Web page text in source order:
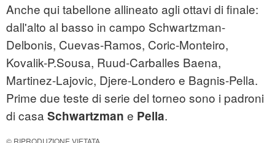
Anche qui tabellone allineato agli ottavi di finale:
dall'alto al basso in campo Schwartzman-
Delbonis, Cuevas-Ramos, Coric-Monteiro,
Kovalik-P.Sousa, Ruud-Carballes Baena,
Martinez-Lajovic, Djere-Londero e Bagnis-Pella.
Prime due teste di serie del torneo sono i padroni
di casa Schwartzman e Pella.